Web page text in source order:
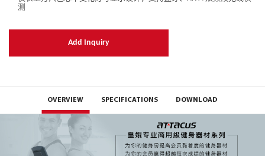
测
Add Inquiry
OVERVIEW SPECIFICATIONS DOWNLOAD